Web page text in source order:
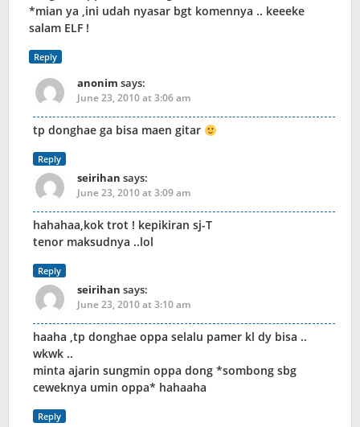
*mian ya ,ini udah nyasar bgt komennya .. keeeke
salam ELF !
Reply
anonim says:
June 23, 2010 at 3:06 am
tp donghae ga bisa maen gitar
Reply
seirihan says:
June 23, 2010 at 3:09 am
hahahaa,kok trot ! kepikiran sj-T
tenor maksudnya ..lol
Reply
seirihan says:
June 23, 2010 at 3:10 am
haaha ,tp donghae oppa selalu pamer kl dy bisa ..
wkwk ..
minta ajarin sungmin oppa dong *sombong sbg
ceweknya umin oppa* hahaaha
Reply